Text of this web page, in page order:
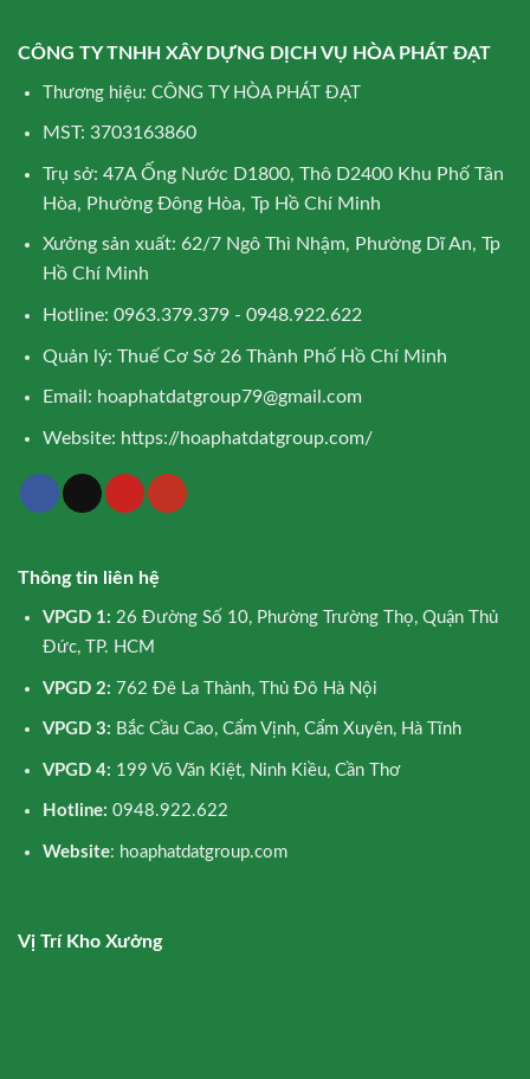
CÔNG TY TNHH XÂY DỰNG DỊCH VỤ HÒA PHÁT ĐẠT
Thương hiệu: CÔNG TY HÒA PHÁT ĐẠT
MST: 3703163860
Trụ sở: 47A Ống Nước D1800, Thô D2400 Khu Phố Tân
Hòa, Phường Đông Hòa, Tp Hồ Chí Minh
Xưởng sản xuất: 62/7 Ngô Thì Nhậm, Phường Dĩ An, Tp
Hồ Chí Minh
Hotline: 0963.379.379 - 0948.922.622
Quản lý: Thuế Cơ Sở 26 Thành Phố Hồ Chí Minh
Email: hoaphatdatgroup79@gmail.com
Website: https://hoaphatdatgroup.com/
Thông tin liên hệ
VPGD 1: 26 Đường Số 10, Phường Trường Thọ, Quận Thủ
Đức, TP. HCM
VPGD 2: 762 Đê La Thành, Thủ Đô Hà Nội
VPGD 3: Bắc Cầu Cao, Cẩm Vịnh, Cẩm Xuyên, Hà Tĩnh
VPGD 4: 199 Võ Văn Kiệt, Ninh Kiều, Cần Thơ
Hotline: 0948.922.622
Website: hoaphatdatgroup.com
Vị Trí Kho Xưởng